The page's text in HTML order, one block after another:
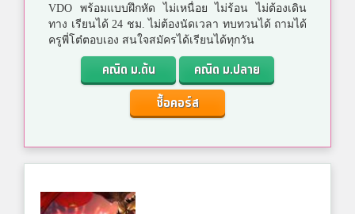
VDO พร้อมแบบฝึกหัด ไม่เหนื่อย ไม่ร้อน ไม่ต้องเดิน
ทาง เรียนได้ 24 ชม. ไม่ต้องนัดเวลา ทบทวนได้ ถามได้
ครูพี่โต๋ตอบเอง สนใจสมัครได้เรียนได้ทุกวัน
คณิต ม.ต้น
คณิต ม.ปลาย
ซื้อคอร์ส